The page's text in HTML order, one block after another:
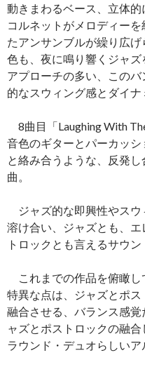
動きまわるベース、立体的
コルネットがメロディー
たアンサンブルが繰り広
色も、夜に鳴り響くジャ
アプローチの多い、この
的なスウィング感とダイナ
8曲目「Laughing With
音色のギターとパーカッ
と絡み合うような、反発
曲。
ジャズ的な即興性やスウ
溶け合い、ジャズとも、
トロックとも言えるサウ
これまでの作品を俯瞰し
特異な点は、ジャズとポ
融合させる、バランス感
ャズとポストロックの融
ラウンド・デュオらしいア